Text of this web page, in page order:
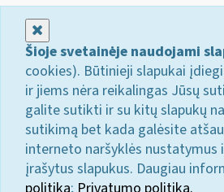
Šioje svetainėje naudojami
cookies). Būtinieji slapukai
ir jiems nėra reikalingas Jūsų
galite sutikti ir su kitų slapukų
sutikimą bet kada galėsite
interneto naršyklės nustatymus
įrašytus slapukus. Daugiau
politika; Privatumo politika.